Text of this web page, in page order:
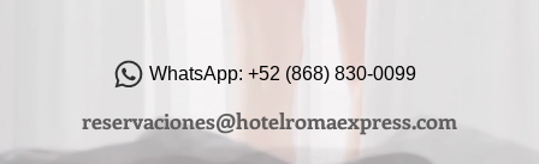
WhatsApp: +52 (868) 830-0099
reservaciones@hotelromaexpress.com